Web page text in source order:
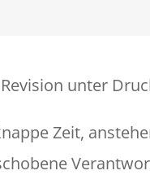
unter
Zeit,